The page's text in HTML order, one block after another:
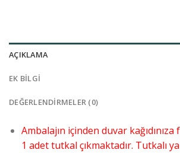
AÇIKLAMA
EK BILGI
DEĞERLENDIRMELER (0)
Ambalajın içinden duvar kağıdınıza
1 adet tutkal çıkmaktadır. Tutkalı